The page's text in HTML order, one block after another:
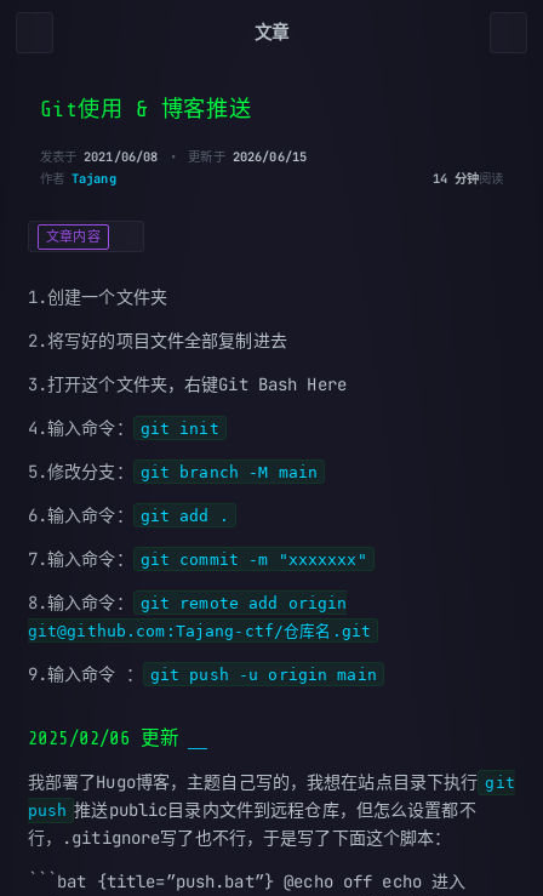
文章
Git使用 & 博客推送
发表于2021/06/08 更新于 2026/06/15
作者 Tajang 14 分钟阅读
文章内容
1.创建一个文件夹
2.将写好的项目文件全部复制进去
3.打开这个文件夹，右键Git Bash Here
4.输入命令：
git init
5.修改分支： git branch -M main
6.输入命令： git add .
7.输入命令： git commit -m "xxxxxxx"
8.输入命令：
git remote add origin
git@github.com:Tajang-ctf/仓库名.git
9.输入命令 ： git push -u origin main
2025/02/06 更新
我部署了Hugo博客，主题自己写的，我想在站点目录下执行 git
push 推送public目录内文件到远程仓库，但怎么设置都不
行，.gitignore写了也不行，于是写了下面这个脚本：
```bat {title=”push.bat”} @echo off echo 进入